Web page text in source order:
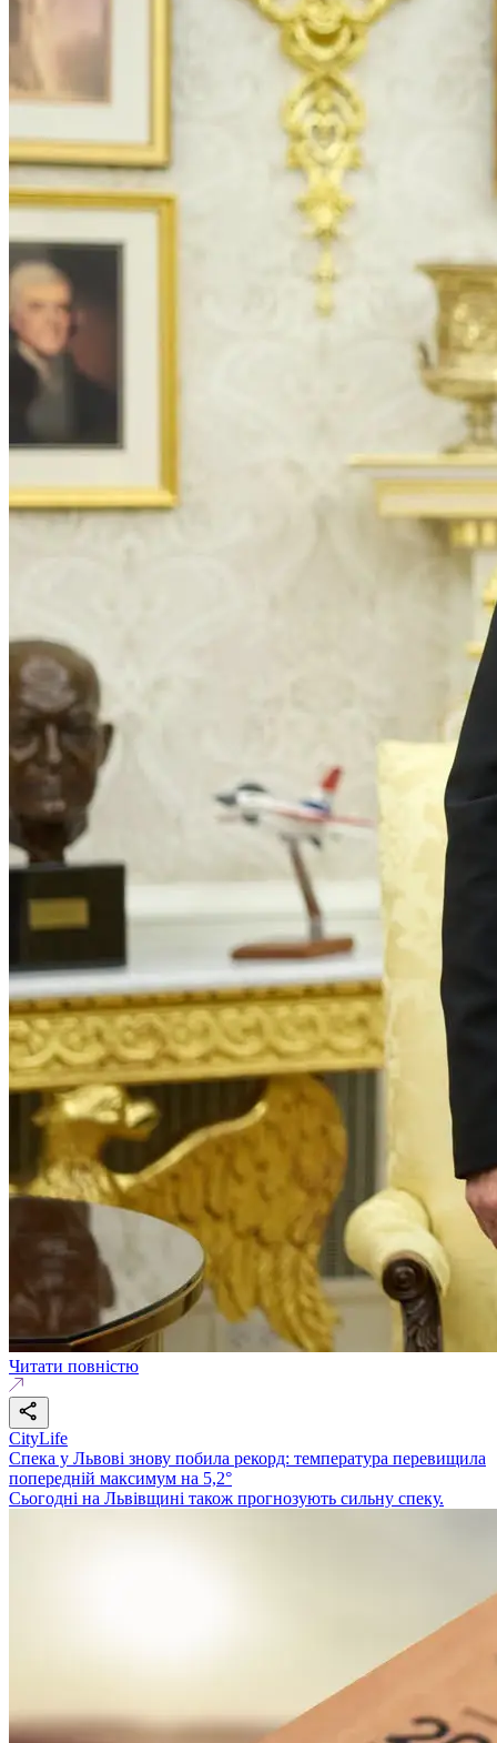
Читати повністю
CityLife
Спека у Львові знову побила рекорд: температура перевищила
попередній максимум на 5,2°
Сьогодні на Львівщині також прогнозують сильну спеку.